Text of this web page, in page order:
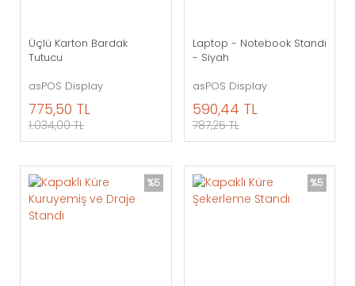
Üçlü Karton Bardak
Tutucu
asPOS Display
775,50 TL
1.034,00 TL
Laptop - Notebook Standı
- Siyah
asPOS Display
590,44 TL
787,25 TL
%5 %5